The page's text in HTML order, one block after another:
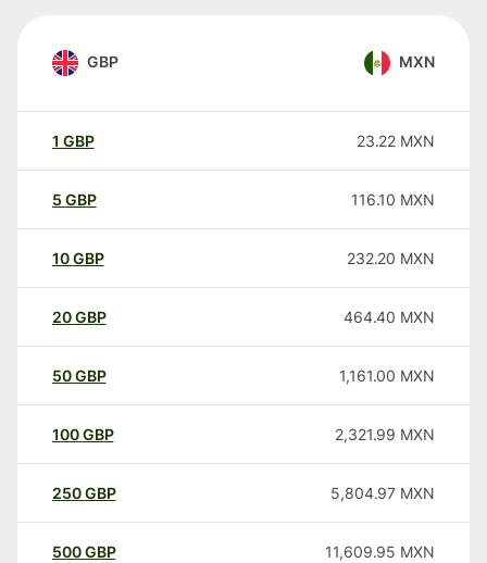
GBP MXN
1 GBP 23.22 MXN
5 GBP 116.10 MXN
10GBP 232.20 MXN
20GBP 464.40 MXN
50GBP 1,161.00 MXN
100GBP 2,321.99 MXN
250GBP 5,804.97 MXN
500GBP 11,609.95 MXN